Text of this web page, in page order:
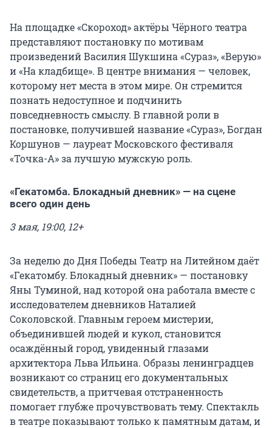
На площадке «Скороход» актёры Чёрного театра
представляют постановку по мотивам
произведений Василия Шукшина «Сураз», «Верую»
и «На кладбище». В центре внимания — человек,
которому нет места в этом мире. Он стремится
познать недоступное и подчинить
повседневность смыслу. В главной роли в
постановке, получившей название «Сураз», Богдан
Коршунов — лауреат Московского фестиваля
«Точка-А» за лучшую мужскую роль.
«Гекатомба. Блокадный дневник» — на сцене
всего один день
3 мая, 19:00, 12+
За неделю до Дня Победы Театр на Литейном даёт
«Гекатомбу. Блокадный дневник» — постановку
Яны Туминой, над которой она работала вместе с
исследователем дневников Наталией
Соколовской. Главным героем мистерии,
объединившей людей и кукол, становится
осаждённый город, увиденный глазами
архитектора Льва Ильина. Образы ленинградцев
возникают со страниц его документальных
свидетельств, а притчевая отстраненность
помогает глубже прочувствовать тему. Спектакль
в театре показывают только к памятным датам, и